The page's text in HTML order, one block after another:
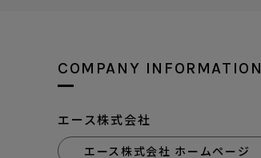
COMPANY INFORMATION
エース株式会社
エース株式会社 ホームページ